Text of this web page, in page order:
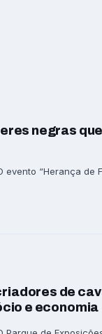
negras
evento “Herança
de
e economia